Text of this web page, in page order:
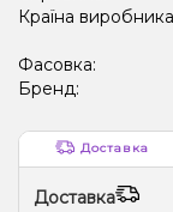
Країна
Фасовка:
Бренд:
Доставка
Доставка